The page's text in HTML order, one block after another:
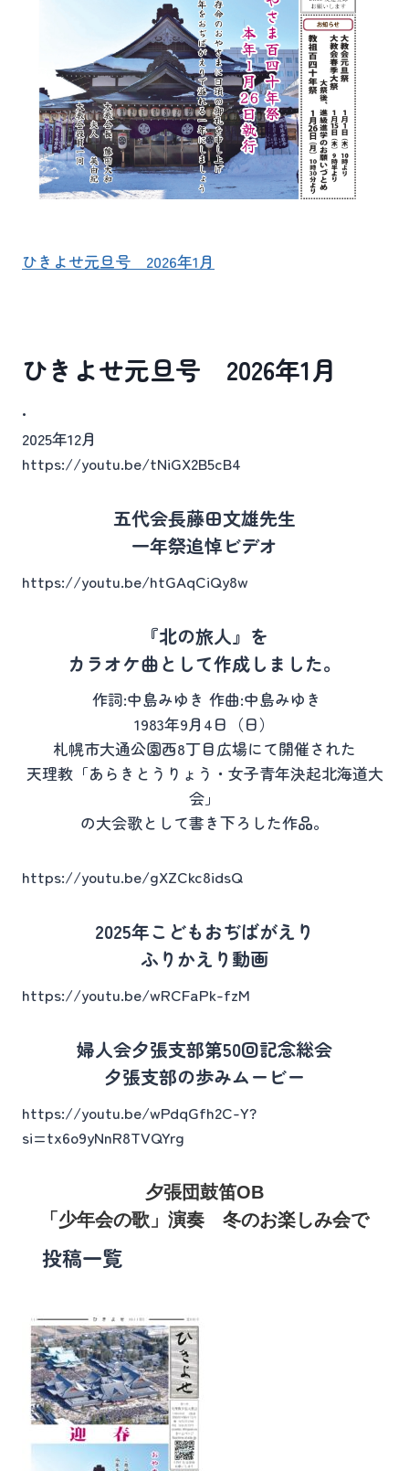
ひきよせ元旦号 2026年1月
ひきよせ元旦号 2026年1月
•
2025年12月
https://youtu.be/tNiGX2B5cB4
五代会長藤田文雄先生
一年祭追悼ビデオ
https://youtu.be/htGAqCiQy8w
『北の旅人』を
カラオケ曲として作成しました。
作詞:中島みゆき 作曲:中島みゆき
1983年9月4日（日）
札幌市大通公園西8丁目広場にて開催された
天理教「あらきとうりょう・女子青年決起北海道大
会」
の大会歌として書き下ろした作品。
https://youtu.be/gXZCkc8idsQ
2025年こどもおぢばがえり
ふりかえり動画
https://youtu.be/wRCFaPk-fzM
婦人会夕張支部第50回記念総会
夕張支部の歩みムービー
https://youtu.be/wPdqGfh2C-Y?
si=tx6o9yNnR8TVQYrg
夕張団鼓笛OB
「少年会の歌」演奏 冬のお楽しみ会で
投稿一覧